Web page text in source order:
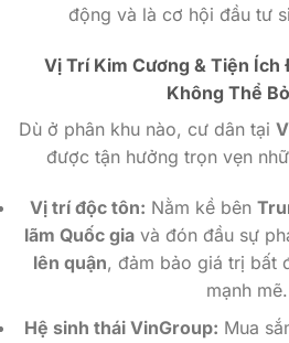
động và là cơ hội đầu tư
Vị Trí Kim Cương & Tiện Ích
Không Thể
Dù ở phân khu nào, cư dân tại
được tận hưởng trọn vẹn
Vị trí độc tôn: Nằm kề bên
lãm Quốc gia và đón đầu sự
lên quận, đảm bảo giá trị bất
mạnh mẽ.
Hệ sinh thái VinGroup: Mua